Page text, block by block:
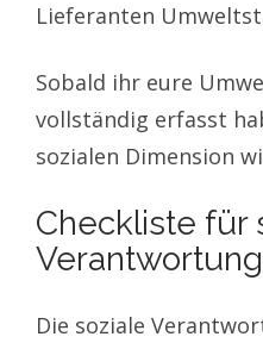
Lieferanten
Sobald ihr eure
vollständig erfasst
sozialen Dimension
Checkliste für
Verantwortung
Die soziale